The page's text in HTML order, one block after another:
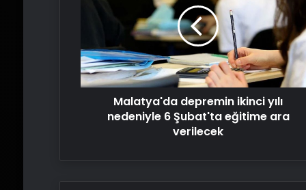
Şubat'ta
eğitime
ara
verilecekMalatya'da depremin ikinci yılı
nedeniyle 6 Şubat'ta eğitime ara
verilecek